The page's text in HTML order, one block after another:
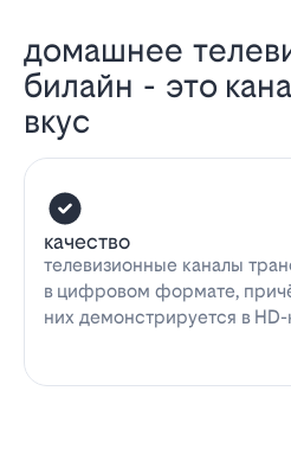
домашнее
билайн - это
вкус
качество
телевизионные каналы
в цифровом формате,
них демонстрируется в HD-